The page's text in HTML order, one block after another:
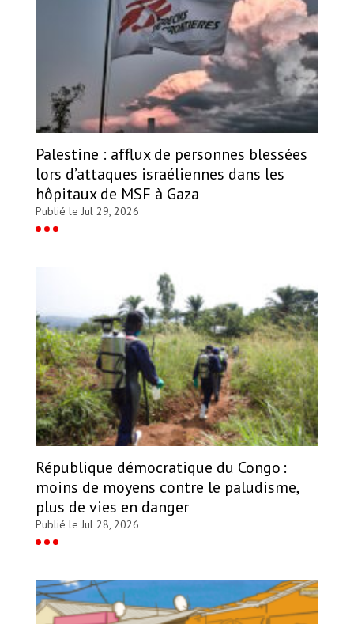
Palestine : afflux de personnes blessées
lors d’attaques israéliennes dans les
hôpitaux de MSF à Gaza
Publié le Jul 29, 2026
République démocratique du Congo :
moins de moyens contre le paludisme,
plus de vies en danger
Publié le Jul 28, 2026